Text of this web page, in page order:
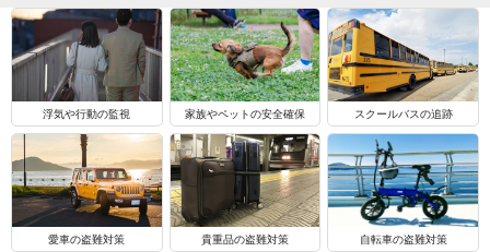
浮気や行動の監視 家族やペットの安全確保 スクールバスの追跡
愛車の盗難対策 貴重品の盗難対策 自転車の盗難対策